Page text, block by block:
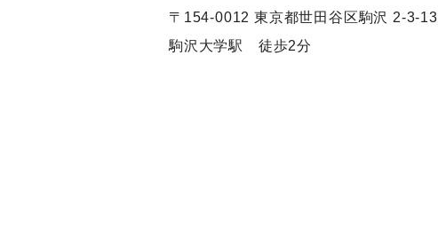
〒154-0012 東京都世田谷区駒沢 2-3-13
駒沢大学駅 徒歩2分